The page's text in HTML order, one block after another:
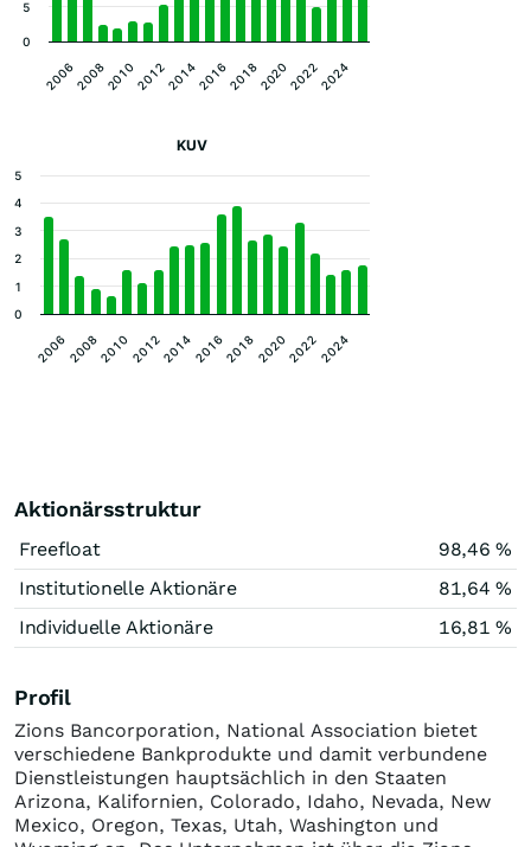
2006200820102012201420162018202020222024
0
5
KUV
2006200820102012201420162018202020222024
0
1
2
3
4
5
Aktionärsstruktur
Freefloat
98,46 %
Institutionelle Aktionäre
81,64 %
Individuelle Aktionäre
16,81 %
Profil
Zions Bancorporation, National Association bietet
verschiedene Bankprodukte und damit verbundene
Dienstleistungen hauptsächlich in den Staaten
Arizona, Kalifornien, Colorado, Idaho, Nevada, New
Mexico, Oregon, Texas, Utah, Washington und